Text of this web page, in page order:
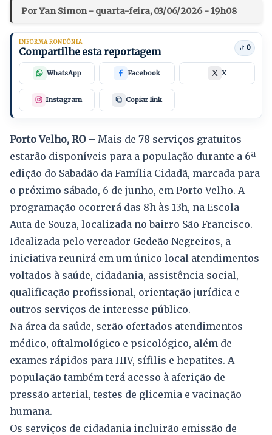
Por Yan Simon - quarta-feira, 03/06/2026 - 19h08
INFORMA RONDÔNIA
Compartilhe esta reportagem 0
WhatsApp Facebook X
Instagram Copiar link
Porto Velho, RO – Mais de 78 serviços gratuitos
estarão disponíveis para a população durante a 6ª
edição do Sabadão da Família Cidadã, marcada para
o próximo sábado, 6 de junho, em Porto Velho. A
programação ocorrerá das 8h às 13h, na Escola
Auta de Souza, localizada no bairro São Francisco.
Idealizada pelo vereador Gedeão Negreiros, a
iniciativa reunirá em um único local atendimentos
voltados à saúde, cidadania, assistência social,
qualificação profissional, orientação jurídica e
outros serviços de interesse público.
Na área da saúde, serão ofertados atendimentos
médico, oftalmológico e psicológico, além de
exames rápidos para HIV, sífilis e hepatites. A
população também terá acesso à aferição de
pressão arterial, testes de glicemia e vacinação
humana.
Os serviços de cidadania incluirão emissão de